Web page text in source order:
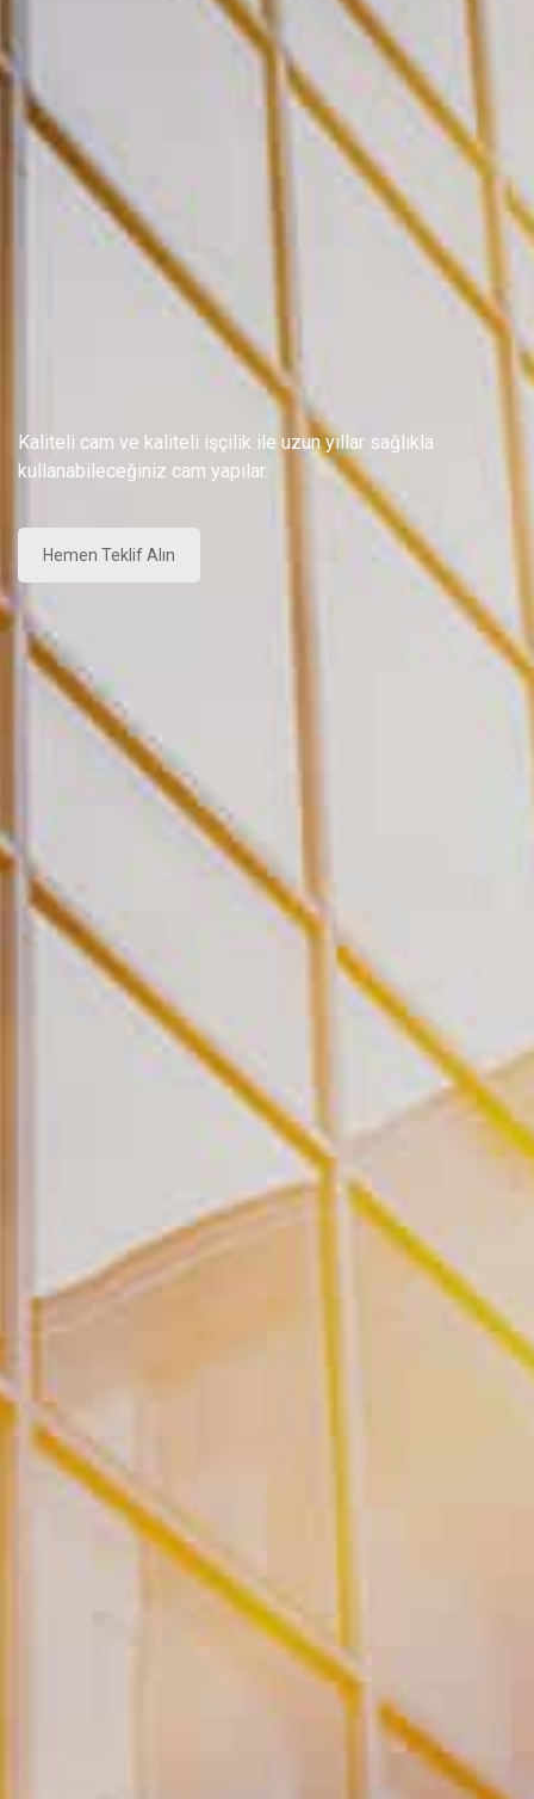
Kaliteli cam ve kaliteli işçilik ile uzun yıllar sağlıkla
kullanabileceğiniz cam yapılar.
Hemen Teklif Alın